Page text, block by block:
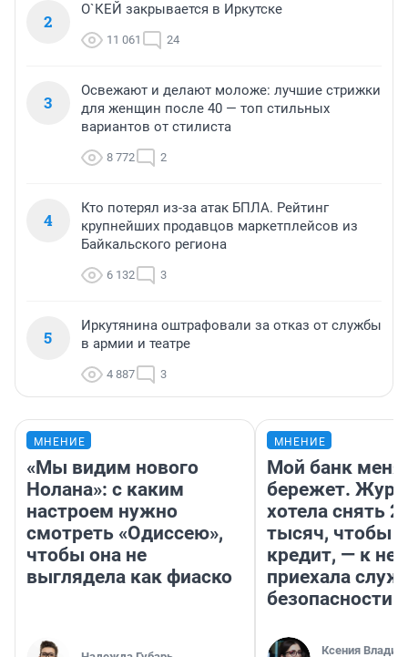
2
О`КЕЙ закрывается в Иркутске
11 061 24
3
Освежают и делают моложе: лучшие стрижки
для женщин после 40 — топ стильных
вариантов от стилиста
8 772 2
4
Кто потерял из-за атак БПЛА. Рейтинг
крупнейших продавцов маркетплейсов из
Байкальского региона
6 132 3
5
Иркутянина оштрафовали за отказ от службы
в армии и театре
4 887 3
МНЕНИЕ
«Мы видим нового
Нолана»: с каким
настроем нужно
смотреть «Одиссею»,
чтобы она не
выглядела как фиаско
МНЕНИЕ
Мой банк меня
бережет.
хотела снять
тысяч, чтобы
кредит, — к
приехала
безопасности
Ксения